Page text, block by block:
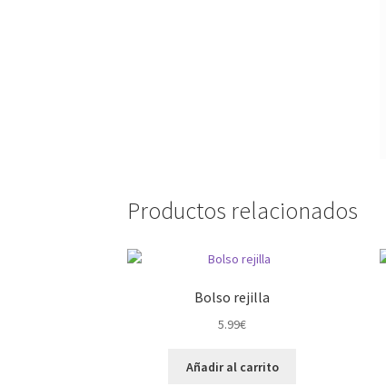
Productos relacionados
Bolso rejilla
5.99€
Añadir al carrito